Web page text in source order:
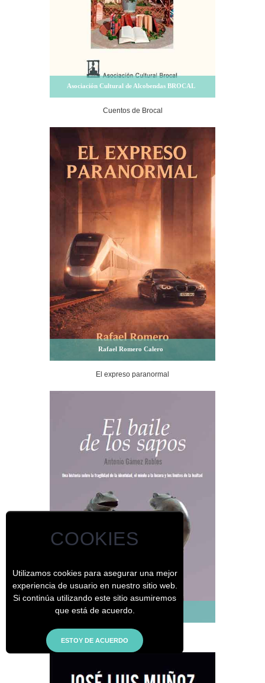
COOKIES
Utilizamos cookies para asegurar una mejor
experiencia de usuario en nuestro sitio web.
Si continúa utilizando este sitio asumiremos
que está de acuerdo.
Asociación Cultural de Alcobendas BROCAL
Cuentos de Brocal
Rafael Romero Calero
El expreso paranormal
Antonio Gámez Robles
El baile de los sapos